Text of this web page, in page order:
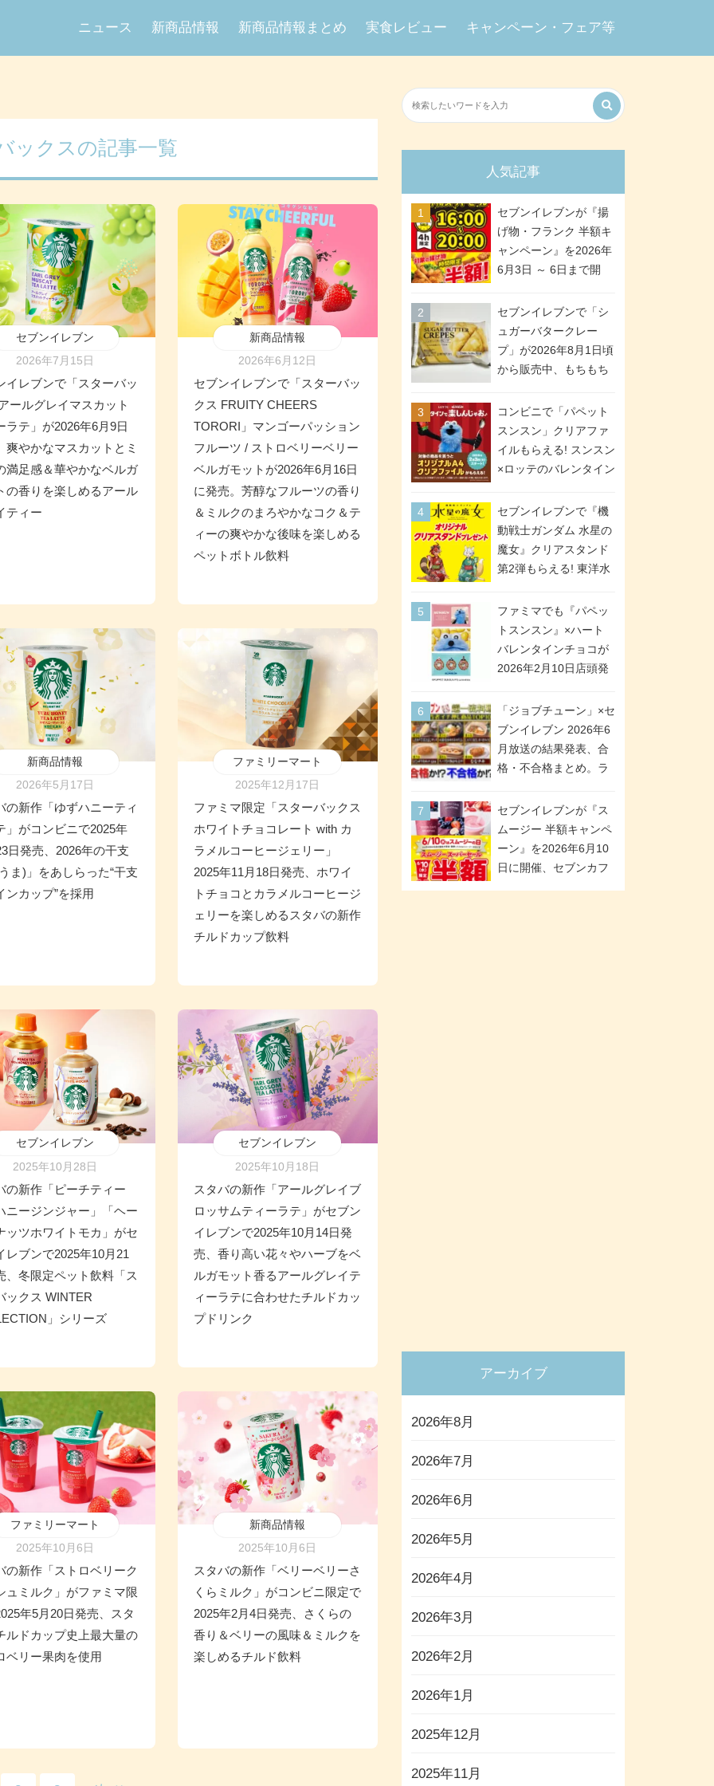
ニュース 新商品情報 新商品情報まとめ 実食レビュー キャンペーン・フェア等
ックスの記事一覧
セブンイレブン
2026年7月15日
イレブンで「スターバッ
ールグレイマスカット
ラテ」が2026年6月9日
爽やかなマスカットとミ
満足感＆華やかなベルガ
の香りを楽しめるアール
ティー
新商品情報
2026年6月12日
セブンイレブンで「スターバッ
クス FRUITY CHEERS
TORORI」マンゴーパッション
フルーツ / ストロベリーベリー
ベルガモットが2026年6月16日
に発売。芳醇なフルーツの香り
＆ミルクのまろやかなコク＆テ
ィーの爽やかな後味を楽しめる
ペットボトル飲料
新商品情報
2026年5月17日
の新作「ゆずハニーティ
」がコンビニで2025年
日発売、2026年の干支
ま)」をあしらった“干支
ンカップ”を採用
ファミリーマート
2025年12月17日
ファミマ限定「スターバックス
ホワイトチョコレート with カ
ラメルコーヒージェリー」
2025年11月18日発売、ホワイ
トチョコとカラメルコーヒージ
ェリーを楽しめるスタバの新作
チルドカップ飲料
セブンイレブン
2025年10月28日
の新作「ピーチティー
ニージンジャー」「ヘー
ッツホワイトモカ」がセ
レブンで2025年10月21
、冬限定ペット飲料「ス
ックス WINTER
」シリーズ
セブンイレブン
2025年10月18日
スタバの新作「アールグレイブ
ロッサムティーラテ」がセブン
イレブンで2025年10月14日発
売、香り高い花々やハーブをベ
ルガモット香るアールグレイテ
ィーラテに合わせたチルドカッ
プドリンク
ファミリーマート
2025年10月6日
の新作「ストロベリーク
ュミルク」がファミマ限
年5月20日発売、スタ
ルドカップ史上最大量の
ベリー果肉を使用
新商品情報
2025年10月6日
スタバの新作「ベリーベリーさ
くらミルク」がコンビニ限定で
2025年2月4日発売、さくらの
香り＆ベリーの風味＆ミルクを
楽しめるチルド飲料
人気記事
セブンイレブンが『揚
げ物・フランク 半額キ
ャンペーン』を2026年
6月3日 ～ 6日まで開
などが「揚げ物スーパ
ーセール」でお得に! 各
日16:00 ～ 20:00の4時
間限定で実施。ななチ
メリカンドッグが税抜
セブンイレブンで「シ
ュガーバタークレー
プ」が2026年8月1日頃
から販売中、もちもち
シュガー＆バターをレ
ンジアップで手軽に楽
しめる冷凍食品。2個入
り
コンビニで「パペット
スンスン」クリアファ
イルもらえる! スンスン
×ロッテのバレンタイン
スタート。セブン、フ
ァミマ、ローソンの3社
で異なるデザイン＆対
象商品
セブンイレブンで『機
動戦士ガンダム 水星の
魔女』クリアスタンド
第2弾もらえる! 東洋水
ペーンが2026年5月26
日スタート。浴衣＆た
ぬき・キツネ姿のスレ
ッタ / ミオリネ / グエ
号・5号) / シャディク
が全6種のクリアスタン
ドになって登場!
ファミマでも『パペッ
トスンスン』×ハート
バレンタインチョコが
2026年2月10日店頭発
チョコ」「チョコ缶」
「ツインギフト」が登
場
「ジョブチューン」×セ
ブンイレブン 2026年6
月放送の結果発表、合
格・不合格まとめ。ラ
合格「金のハンバー
グ」。満場一致合格数
は6商品、合格数は2商
品。TVerでの見逃し配
セブンイレブンが『ス
ムージー 半額キャンペ
ーン』を2026年6月10
日に開催、セブンカフ
アーカイブ
2026年8月
2026年7月
2026年6月
2026年5月
2026年4月
2026年3月
2026年2月
2026年1月
2025年12月
2025年11月